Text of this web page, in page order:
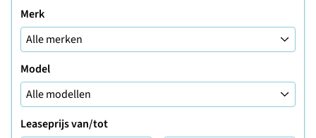
Merk
Model
Leaseprijs van/tot